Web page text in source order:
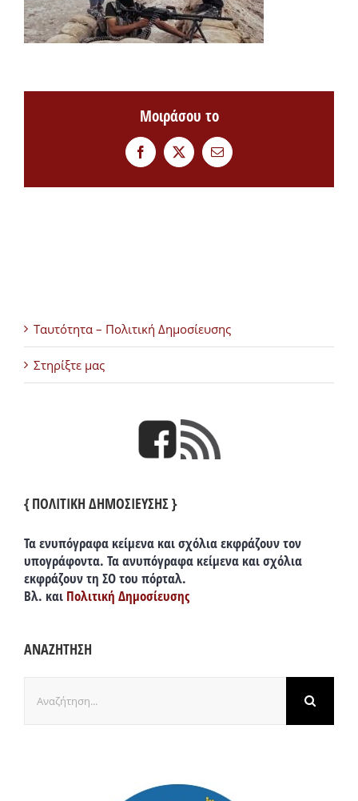
Μοιράσου το
FacebookTwitterEmail
Ταυτότητα – Πολιτική Δημοσίευσης
Στηρίξτε μας
{ ΠΟΛΙΤΙΚΗ ΔΗΜΟΣΙΕΥΣΗΣ }
Τα ενυπόγραφα κείμενα και σχόλια εκφράζουν τον
υπογράφοντα. Τα ανυπόγραφα κείμενα και σχόλια
εκφράζουν τη ΣΟ του πόρταλ.
Βλ. και Πολιτική Δημοσίευσης
ΑΝΑΖΗΤΗΣΗ
για: